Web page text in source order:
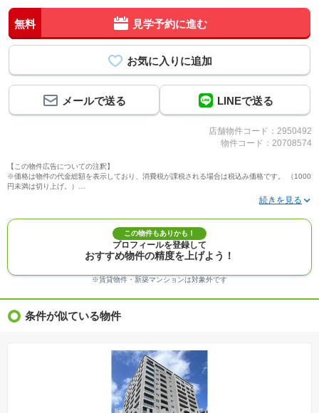
無料 見学予約に進む
メールで送る LINEで送る
店舗物件コード：2950492
物件コード：20708574
【この物件広告についての注釈】
※価格は物件の代金総額を表示しており、消費税が課税される場合は税込み価格です。 （1000
円未満は切り上げ。）
※写真に写っている、またはパース（絵）や間取り図に描かれている家具や車などは、特にコ
※建築条件付き土地価格には、建物価格は含まれません。
※物件情報は、原則として情報提供日の２日前に最終確認した情報です。
※完成予想図はいずれも外構、植栽、外観等実際のものとは多少異なることがあります。
※モデルルーム・モデルハウス・展示場・ショールームの画像の場合、今回販売の物件と異な
※ＣＧ合成の画像の場合、実際とは多少異なる場合があります。
※物件特徴：販売戸数が複数の物件は、全ての住戸に該当しない項目もあります。
※価格更新：物件価格が変更された日から１週間表示されます。
※建築条件土地の情報内に掲載されている、建物プラン例は、土地購入者の設計プランの参考
の一例であって、プランの採用可否は任意です。
※土地（建築条件なし）で「建物プラン例」が表記してある時、そのプラン例は特定の建築請
負会社によるもので、当該建築請負会社以外で建てた場合、同様のものが同価格で建てられる
とは限りません。また建築請負会社を特定するものではありません。
※建築条件付き土地とは、その土地に建築する建物の建築請負契約が、一定期間内に成立する
この物件もありかも！
プロフィールを登録して
おすすめ物件の精度を上げよう！
※賃貸物件・新築マンションは対象外です
条件が似ている物件